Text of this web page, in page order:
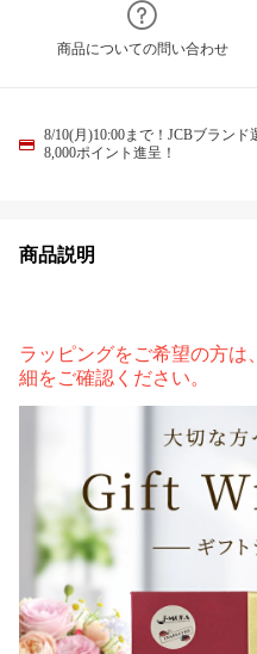
商品についての問い合わせ
8/10(月)10:00まで！JCBブラン
8,000ポイント進呈！
商品説明
ラッピングをご希望の方は
細をご確認ください。